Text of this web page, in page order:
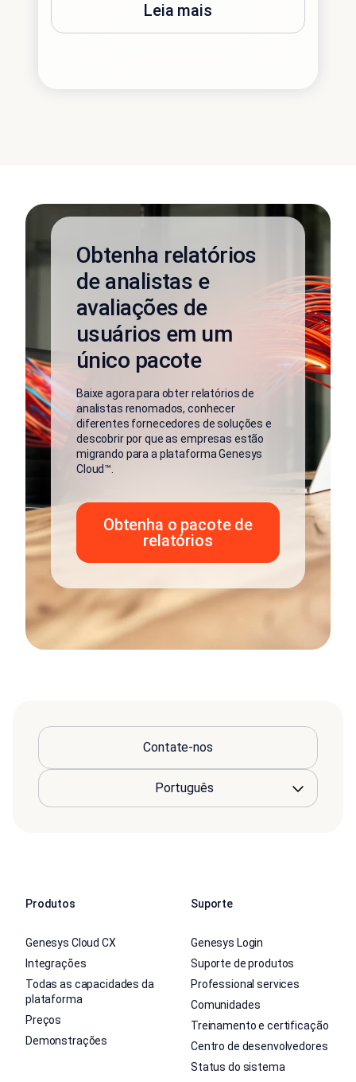
Leia mais
Obtenha relatórios
de analistas e
avaliações de
usuários em um
único pacote
Baixe agora para obter relatórios de
analistas renomados, conhecer
diferentes fornecedores de soluções e
descobrir por que as empresas estão
migrando para a plataforma Genesys
Cloud™.
Obtenha o pacote de
relatórios
Contate-nos
Produtos
Genesys Cloud CX
Integrações
Todas as capacidades da
plataforma
Preços
Demonstrações
Suporte
Genesys Login
Suporte de produtos
Professional services
Comunidades
Treinamento e certificação
Centro de desenvolvedores
Status do sistema